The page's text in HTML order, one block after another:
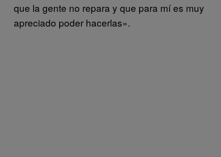
que la gente no repara y que para mí es muy
apreciado poder hacerlas».